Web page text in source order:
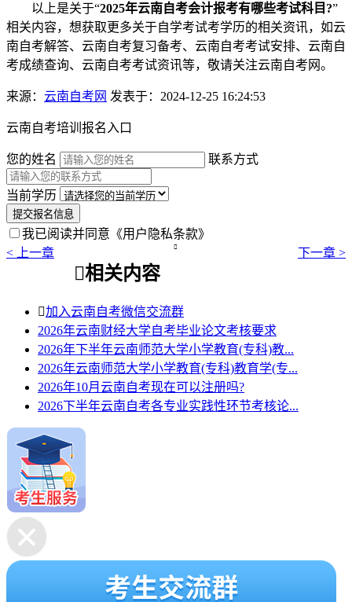
以上是关于“2025年云南自考会计报考有哪些考试科目?”
相关内容，想获取更多关于自学考试考学历的相关资讯，如云
南自考解答、云南自考复习备考、云南自考考试安排、云南自
考成绩查询、云南自考考试资讯等，敬请关注云南自考网。
来源： 云南自考网 发表于：2024-12-25 16:24:53
云南自考培训报名入口
您的姓名 联系方式
当前学历
提交报名信息
我已阅读并同意 《用户隐私条款》
< 上一章
 下一章 >
相关内容
加入云南自考微信交流群
2026年云南财经大学自考毕业论文考核要求
2026年下半年云南师范大学小学教育(专科)教...
2026年云南师范大学小学教育(专科)教育学(专...
2026年10月云南自考现在可以注册吗?
2026下半年云南自考各专业实践性环节考核论...